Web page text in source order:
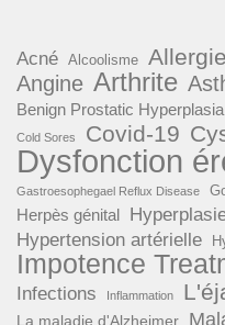
Acné Alcoolisme Allergie
Angine Arthrite
Benign Prostatic Hyperplasia
Cold Sores Covid-19
Dysfonction
Gastroesophegael Reflux Disease
Herpès génital
Hypertension artérielle
Impotence
Infections
Inflammation
La maladie d'Alzheimer